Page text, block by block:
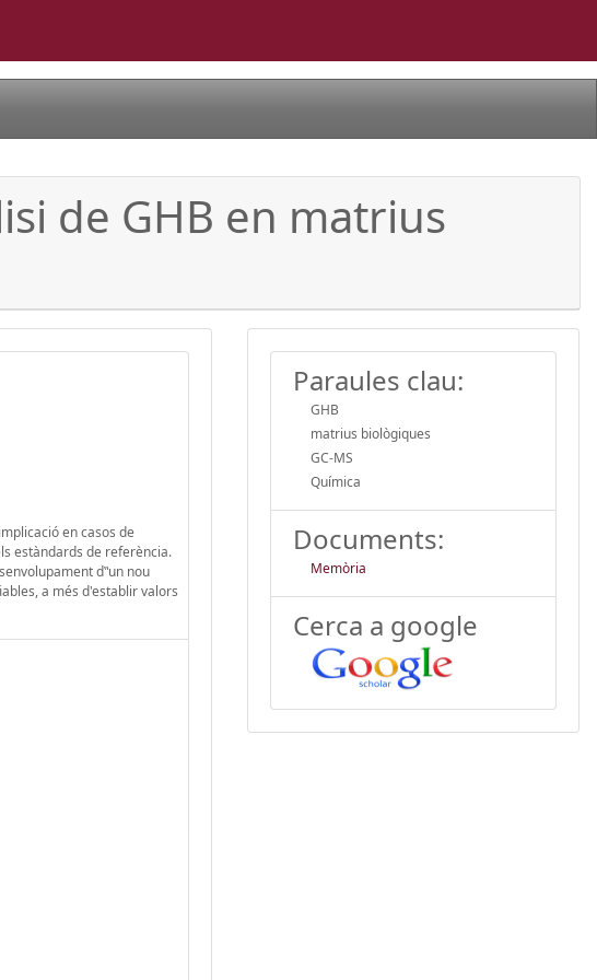
de GHB en matrius
en casos de
estàndards de referència.
d‟un nou
a més d'establir valors
Paraules clau:
GHB
matrius biològiques
GC-MS
Química
Documents:
Memòria
Cerca a google